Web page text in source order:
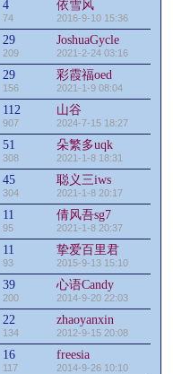
4
74
依雪风
2016-9-10 15:36
29
209
JoshuaGycle
2021-2-24 03:16
29
156
彩霞福oed
2021-1-9 08:04
112
907
山谷
2024-7-15 18:27
51
308
朵繁多uqk
2021-1-8 18:31
45
304
聪义三iws
2021-1-8 20:17
11
95
倩风吾sg7
2021-1-8 20:37
11
93
挚爱百里君
2015-9-13 15:10
39
200
心语Candy
2014-9-20 22:03
22
134
zhaoyanxin
2012-9-15 20:08
16
117
freesia
2014-9-26 10:10